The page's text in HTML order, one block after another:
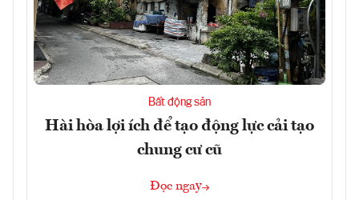
Bất động sản
Hài hòa lợi ích để tạo động lực cải tạo
chung cư cũ
Đọc ngay